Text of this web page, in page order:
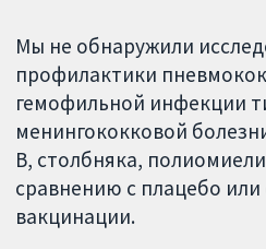
Мы не обнаружили
профилактики
гемофильной инфекции
менингококковой
В, столбняка,
сравнению с плацебо или
вакцинации.